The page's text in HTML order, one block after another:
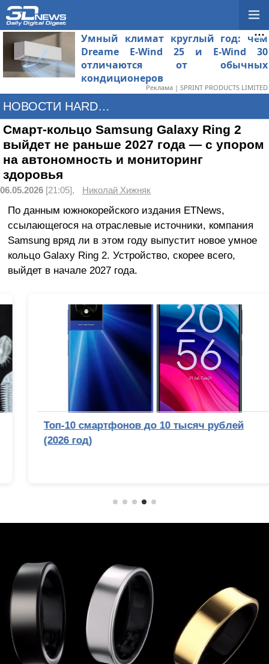
Умный климат круглый год: чем
Dreame E-Wind 25 и E-Wind 30
отличаются от обычных
кондиционеров
Реклама | SPRINT PRODUCTS LIMITED
НОВОСТИ HARDWARE
Смарт-кольцо Samsung Galaxy Ring 2
выйдет не раньше 2027 года — с упором
на автономность и мониторинг
здоровья
06.05.2026 [21:05], Николай Хижняк
По данным южнокорейского издания ETNews,
ссылающегося на отраслевые источники, компания
Samsung вряд ли в этом году выпустит новое умное
кольцо Galaxy Ring 2. Устройство, скорее всего,
выйдет в начале 2027 года.
Топ-10 смартфонов до 10 тысяч рублей
(2026 год)